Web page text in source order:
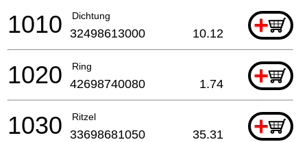
Dichtung +
1010 32498613000 10.12
Ring +
1020 42698740080 1.74
Ritzel +
1030 33698681050 35.31